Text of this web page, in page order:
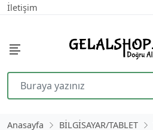
İletişim
Anasayfa BİLGİSAYAR/TABLET